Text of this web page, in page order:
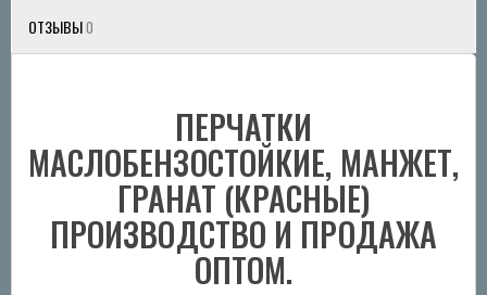
ОТЗЫВЫ0
ПЕРЧАТКИ
МАСЛОБЕНЗОСТОЙКИЕ, МАНЖЕТ,
ГРАНАТ (КРАСНЫЕ)
ПРОИЗВОДСТВО И ПРОДАЖА
ОПТОМ.